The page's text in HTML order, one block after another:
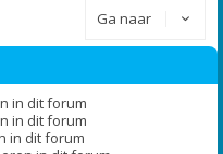
Ga naar
in dit forum
in dit forum
in dit forum